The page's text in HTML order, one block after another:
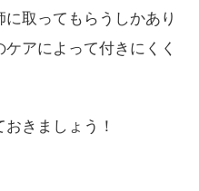
取ってもらうしかあり
アによって付きにくく
きましょう！